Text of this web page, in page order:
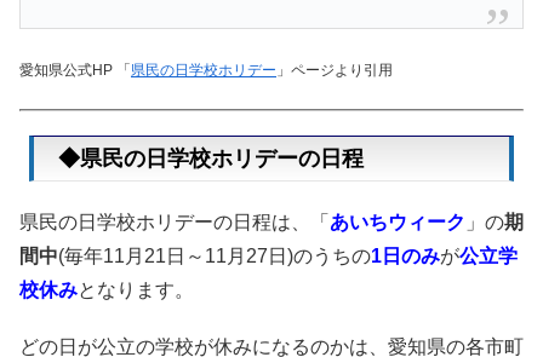
愛知県公式HP 「 県民の日学校ホリデー 」ページより引用
◆県民の日学校ホリデーの日程
県民の日学校ホリデーの日程は、「 あいちウィーク 」の期
間中(毎年11月21日～11月27日)のうちの1日のみが公立学
校休みとなります。
どの日が公立の学校が休みになるのかは、愛知県の各市町